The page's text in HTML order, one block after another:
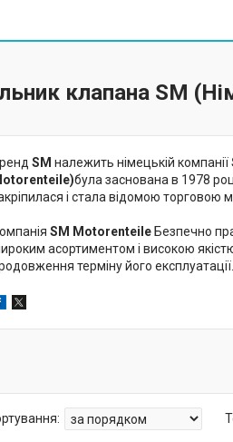
клапана SM
SM належить німецькій компанії
була заснована в 1978
і стала відомою торговою
SM Motorenteile Безпечно
асортиментом і високою
терміну його експлуатації.